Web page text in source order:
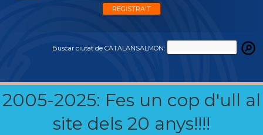
REGISTRA'T
Buscar ciutat de CATALANSALMON:
2005-2025: Fes un cop d'ull al
site dels 20 anys!!!!